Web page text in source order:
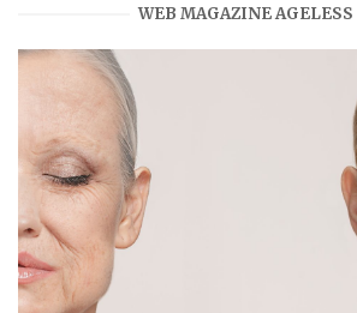
WEB MAGAZINE AGELESS